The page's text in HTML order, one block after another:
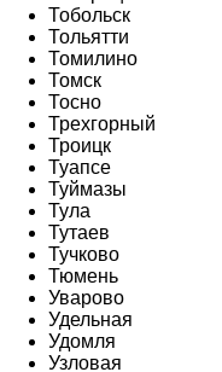
Тобольск
Тольятти
Томилино
Томск
Тосно
Трехгорный
Троицк
Туапсе
Туймазы
Тула
Тутаев
Тучково
Тюмень
Уварово
Удельная
Удомля
Узловая